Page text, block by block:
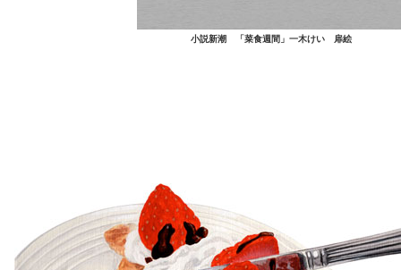
小説新潮 「菜食週間」一木けい 扉絵